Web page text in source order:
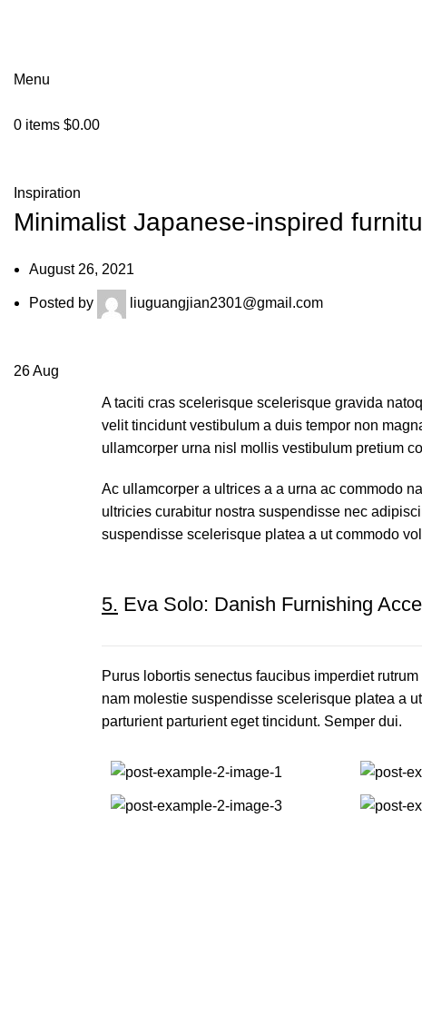
Menu
0 items $0.00
Inspiration
Minimalist Japanese-inspired
August 26, 2021
Posted by liuguangjian2301@gmail.com
26Aug
A taciti cras scelerisque scelerisque gravida
velit tincidunt vestibulum a duis tempor non
ullamcorper urna nisl mollis vestibulum pretium
Ac ullamcorper a ultrices a a urna ac commodo
ultricies curabitur nostra suspendisse nec
suspendisse scelerisque platea a ut commodo
5. Eva Solo: Danish Furnishing
Purus lobortis senectus faucibus imperdiet
nam molestie suspendisse scelerisque platea a
parturient parturient eget tincidunt. Semper dui.